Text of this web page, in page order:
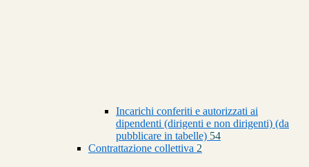
Incarichi conferiti e autorizzati ai
dipendenti (dirigenti e non dirigenti) (da
pubblicare in tabelle) 54
Contrattazione collettiva 2